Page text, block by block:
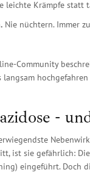
leichte Krämpfe statt
Nie nüchtern. Immer
Community
-
ist sie gefährlich:
eingeführt. Doch